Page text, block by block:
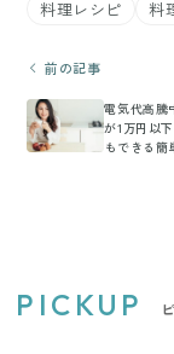
料理レシピ 料
前の記事
電気代高騰
が1万円以
もできる簡
PICKUP